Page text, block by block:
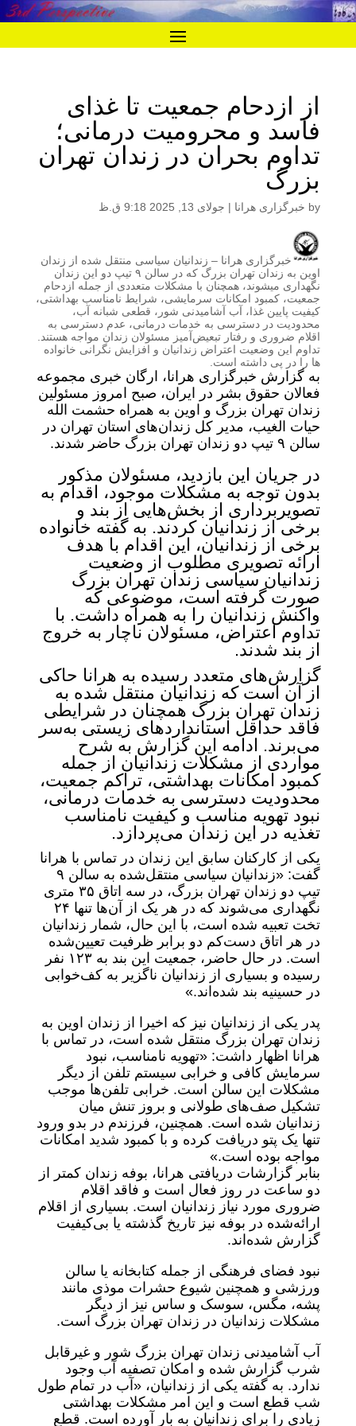
از ازدحام جمعیت تا غذای
فاسد و محرومیت درمانی؛
تداوم بحران در زندان تهران
بزرگ
by خبرگزاری هرانا | جولای 13, 2025 9:18 ق.ظ
خبرگزاری هرانا – زندانیان سیاسی منتقل‌ شده از زندان
اوین به زندان تهران بزرگ که در سالن ۹ تیپ دو این زندان
نگهداری میشوند، همچنان با مشکلات متعددی از جمله ازدحام
جمعیت، کمبود امکانات سرمایشی، شرایط نامناسب بهداشتی،
کیفیت پایین غذا، آب آشامیدنی شور، قطعی شبانه آب،
محدودیت در دسترسی به خدمات درمانی، عدم دسترسی به
اقلام ضروری و رفتار تبعیض‌آمیز مسئولان زندان مواجه هستند.
تداوم این وضعیت اعتراض زندانیان و افزایش نگرانی خانواده
ها را در پی داشته است.
به گزارش خبرگزاری هرانا، ارگان خبری مجموعه
فعالان حقوق بشر در ایران، صبح امروز مسئولین
زندان تهران بزرگ و اوین به همراه حشمت الله
حیات الغیب، مدیر کل زندان‌های استان تهران در
سالن ۹ تیپ دو زندان تهران بزرگ حاضر شدند.
در جریان این بازدید، مسئولان مذکور
بدون توجه به مشکلات موجود، اقدام به
تصویربرداری از بخش‌هایی از بند و
برخی از زندانیان کردند. به گفته خانواده
برخی از زندانیان، این اقدام با هدف
ارائه تصویری مطلوب از وضعیت
زندانیان سیاسی زندان تهران بزرگ
صورت گرفته است، موضوعی که
واکنش زندانیان را به همراه داشت. با
تداوم اعتراض، مسئولان ناچار به خروج
از بند شدند.
گزارش‌های متعدد رسیده به هرانا حاکی
از آن است که زندانیان منتقل شده به
زندان تهران بزرگ همچنان در شرایطی
فاقد حداقل استانداردهای زیستی به‌سر
می‌برند. ادامه این گزارش به شرح
مواردی از مشکلات زندانیان از جمله
کمبود امکانات بهداشتی، تراکم جمعیت،
محدودیت دسترسی به خدمات درمانی،
نبود تهویه مناسب و کیفیت نامناسب
تغذیه در این زندان می‌پردازد.
یکی از کارکنان سابق این زندان در تماس با هرانا
گفت: «زندانیان سیاسی منتقل‌شده به سالن ۹
تیپ دو زندان تهران بزرگ، در سه اتاق ۳۵ متری
نگهداری می‌شوند که در هر یک از آن‌ها تنها ۲۴
تخت تعبیه شده است، با این حال، شمار زندانیان
در هر اتاق دست‌کم دو برابر ظرفیت تعیین‌شده
است. در حال حاضر، جمعیت این بند به ۱۲۳ نفر
رسیده و بسیاری از زندانیان ناگزیر به کف‌خوابی
در حسینیه بند شده‌اند.»
پدر یکی از زندانیان نیز که اخیرا از زندان اوین به
زندان تهران بزرگ منتقل شده است، در تماس با
هرانا اظهار داشت: «تهویه نامناسب، نبود
سرمایش کافی و خرابی سیستم تلفن از دیگر
مشکلات این سالن است. خرابی تلفن‌ها موجب
تشکیل صف‌های طولانی و بروز تنش میان
زندانیان شده است. همچنین، فرزندم در بدو ورود
تنها یک پتو دریافت کرده و با کمبود شدید امکانات
مواجه بوده است.»
بنابر گزارشات دریافتی هرانا، بوفه زندان کمتر از
دو ساعت در روز فعال است و فاقد اقلام
ضروری مورد نیاز زندانیان است. بسیاری از اقلام
ارائه‌شده در بوفه نیز تاریخ گذشته یا بی‌کیفیت
گزارش شده‌اند.
نبود فضای فرهنگی از جمله کتابخانه یا سالن
ورزشی و همچنین شیوع حشرات موذی مانند
پشه، مگس، سوسک و ساس نیز از دیگر
مشکلات زندانیان در زندان تهران بزرگ است.
آب آشامیدنی زندان تهران بزرگ شور و غیرقابل
شرب گزارش شده و امکان تصفیه آب وجود
ندارد. به گفته یکی از زندانیان، «آب در تمام طول
شب قطع است و این امر مشکلات بهداشتی
زیادی را برای زندانیان به بار آورده است. قطع